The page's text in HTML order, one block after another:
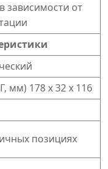
зависимости от
мм) 178 x 32 x 116
позициях